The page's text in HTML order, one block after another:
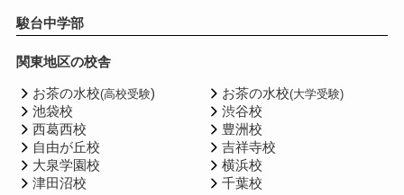
駿台中学部
関東地区の校舎
お茶の水校(高校受験)
池袋校
西葛西校
自由が丘校
大泉学園校
津田沼校
お茶の水校(大学受験)
渋谷校
豊洲校
吉祥寺校
横浜校
千葉校